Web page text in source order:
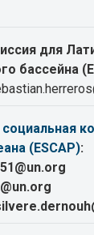
для
бассейна
(ESCAP):